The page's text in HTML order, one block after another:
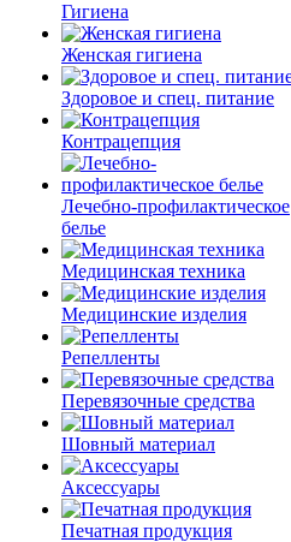
Гигиена
Женская гигиена
Здоровое и спец. питание
Контрацепция
Лечебно-профилактическое
белье
Медицинская техника
Медицинские изделия
Репелленты
Перевязочные средства
Шовный материал
Аксессуары
Печатная продукция